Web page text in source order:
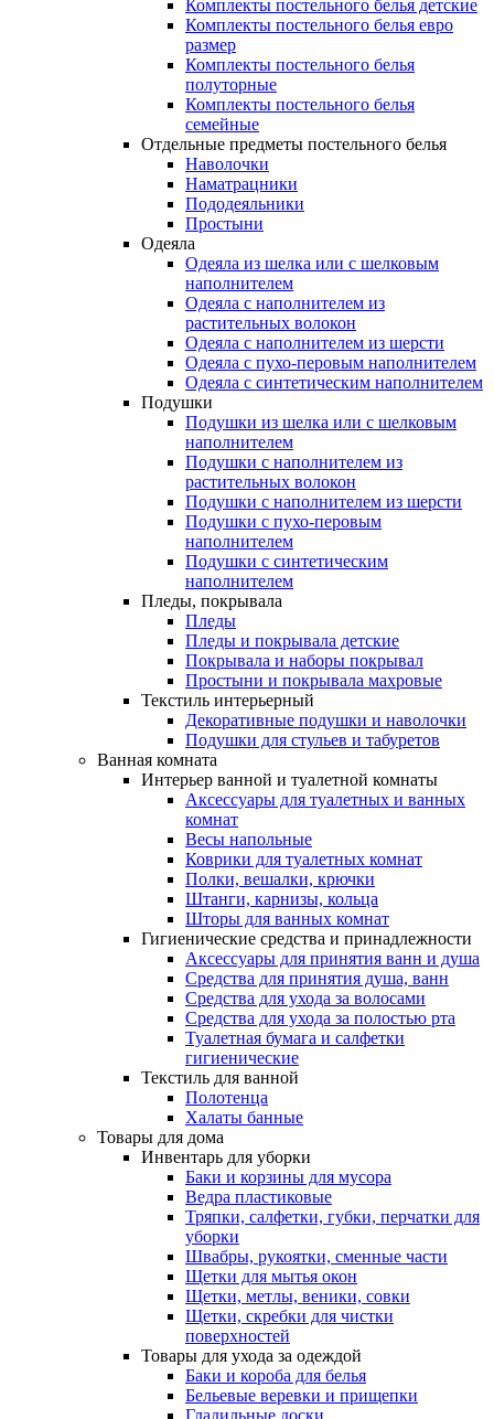
Комплекты постельного белья детские
Комплекты постельного белья евро
размер
Комплекты постельного белья
полуторные
Комплекты постельного белья
семейные
Отдельные предметы постельного белья
Наволочки
Наматрацники
Пододеяльники
Простыни
Одеяла
Одеяла из шелка или с шелковым
наполнителем
Одеяла с наполнителем из
растительных волокон
Одеяла с наполнителем из шерсти
Одеяла с пухо-перовым наполнителем
Одеяла с синтетическим наполнителем
Подушки
Подушки из шелка или с шелковым
наполнителем
Подушки с наполнителем из
растительных волокон
Подушки с наполнителем из шерсти
Подушки с пухо-перовым
наполнителем
Подушки с синтетическим
наполнителем
Пледы, покрывала
Пледы
Пледы и покрывала детские
Покрывала и наборы покрывал
Простыни и покрывала махровые
Текстиль интерьерный
Декоративные подушки и наволочки
Подушки для стульев и табуретов
Ванная комната
Интерьер ванной и туалетной комнаты
Аксессуары для туалетных и ванных
комнат
Весы напольные
Коврики для туалетных комнат
Полки, вешалки, крючки
Штанги, карнизы, кольца
Шторы для ванных комнат
Гигиенические средства и принадлежности
Аксессуары для принятия ванн и душа
Средства для принятия душа, ванн
Средства для ухода за волосами
Средства для ухода за полостью рта
Туалетная бумага и салфетки
гигиенические
Текстиль для ванной
Полотенца
Халаты банные
Товары для дома
Инвентарь для уборки
Баки и корзины для мусора
Ведра пластиковые
Тряпки, салфетки, губки, перчатки для
уборки
Швабры, рукоятки, сменные части
Щетки для мытья окон
Щетки, метлы, веники, совки
Щетки, скребки для чистки
поверхностей
Товары для ухода за одеждой
Баки и короба для белья
Бельевые веревки и прищепки
Гладильные доски